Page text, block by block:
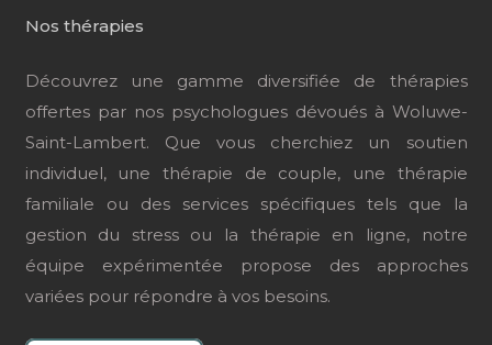
Nos thérapies
Découvrez une gamme diversifiée de thérapies
offertes par nos psychologues dévoués à Woluwe-
Saint-Lambert. Que vous cherchiez un soutien
individuel, une thérapie de couple, une thérapie
familiale ou des services spécifiques tels que la
gestion du stress ou la thérapie en ligne, notre
équipe expérimentée propose des approches
variées pour répondre à vos besoins.